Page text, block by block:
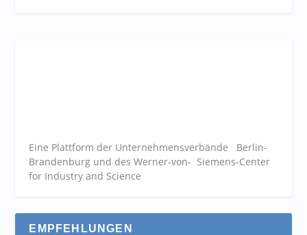
Eine Plattform der Unternehmensverbände Berlin-
Brandenburg und des Werner-von- Siemens-Center
for Industry and Science
EMPFEHLUNGEN